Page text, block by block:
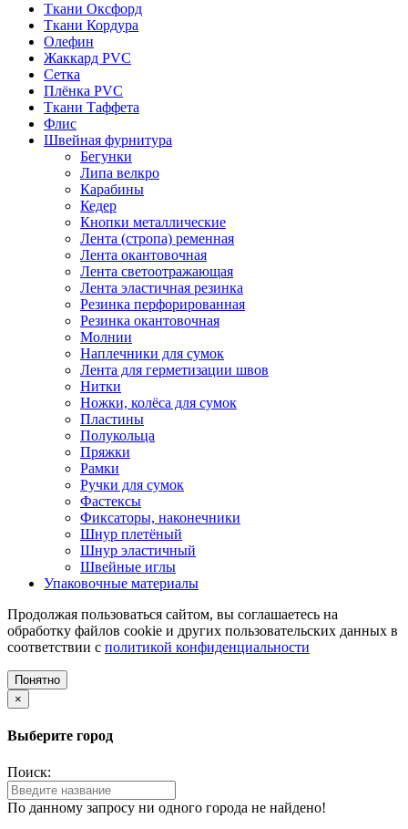
Ткани Оксфорд
Ткани Кордура
Олефин
Жаккард PVC
Сетка
Плёнка PVC
Ткани Таффета
Флис
Швейная фурнитура
Бегунки
Липа велкро
Карабины
Кедер
Кнопки металлические
Лента (стропа) ременная
Лента окантовочная
Лента светоотражающая
Лента эластичная резинка
Резинка перфорированная
Резинка окантовочная
Молнии
Наплечники для сумок
Лента для герметизации швов
Нитки
Ножки, колёса для сумок
Пластины
Полукольца
Пряжки
Рамки
Ручки для сумок
Фастексы
Фиксаторы, наконечники
Шнур плетёный
Шнур эластичный
Швейные иглы
Упаковочные материалы
Продолжая пользоваться сайтом, вы соглашаетесь на
обработку файлов cookie и других пользовательских данных в
соответствии с политикой конфиденциальности
Понятно
×
Выберите город
Поиск:
По данному запросу ни одного города не найдено!